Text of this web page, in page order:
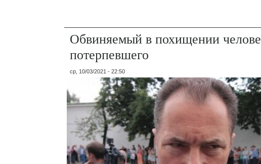
Обвиняемый в похищении
потерпевшего
ср, 10/03/2021 - 22:50